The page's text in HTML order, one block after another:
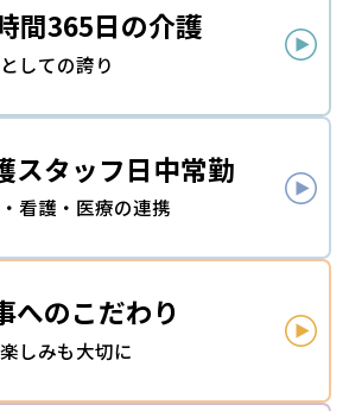
間365日の介護
しての誇り
スタッフ日中常勤
看護・医療の連携
へのこだわり
しみも大切に